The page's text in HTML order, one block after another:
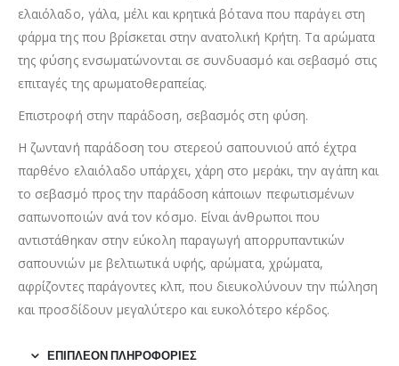
ελαιόλαδο, γάλα, μέλι και κρητικά βότανα που παράγει στη
φάρμα της που βρίσκεται στην ανατολική Κρήτη. Τα αρώματα
της φύσης ενσωματώνονται σε συνδυασμό και σεβασμό στις
επιταγές της αρωματοθεραπείας.
Επιστροφή στην παράδοση, σεβασμός στη φύση.
Η ζωντανή παράδοση του στερεού σαπουνιού από έχτρα
παρθένο ελαιόλαδο υπάρχει, χάρη στο μεράκι, την αγάπη και
το σεβασμό προς την παράδοση κάποιων πεφωτισμένων
σαπωνοποιών ανά τον κόσμο. Είναι άνθρωποι που
αντιστάθηκαν στην εύκολη παραγωγή απορρυπαντικών
σαπουνιών με βελτιωτικά υφής, αρώματα, χρώματα,
αφρίζοντες παράγοντες κλπ, που διευκολύνουν την πώληση
και προσδίδουν μεγαλύτερο και ευκολότερο κέρδος.
ΕΠΙΠΛΈΟΝ ΠΛΗΡΟΦΟΡΊΕΣ